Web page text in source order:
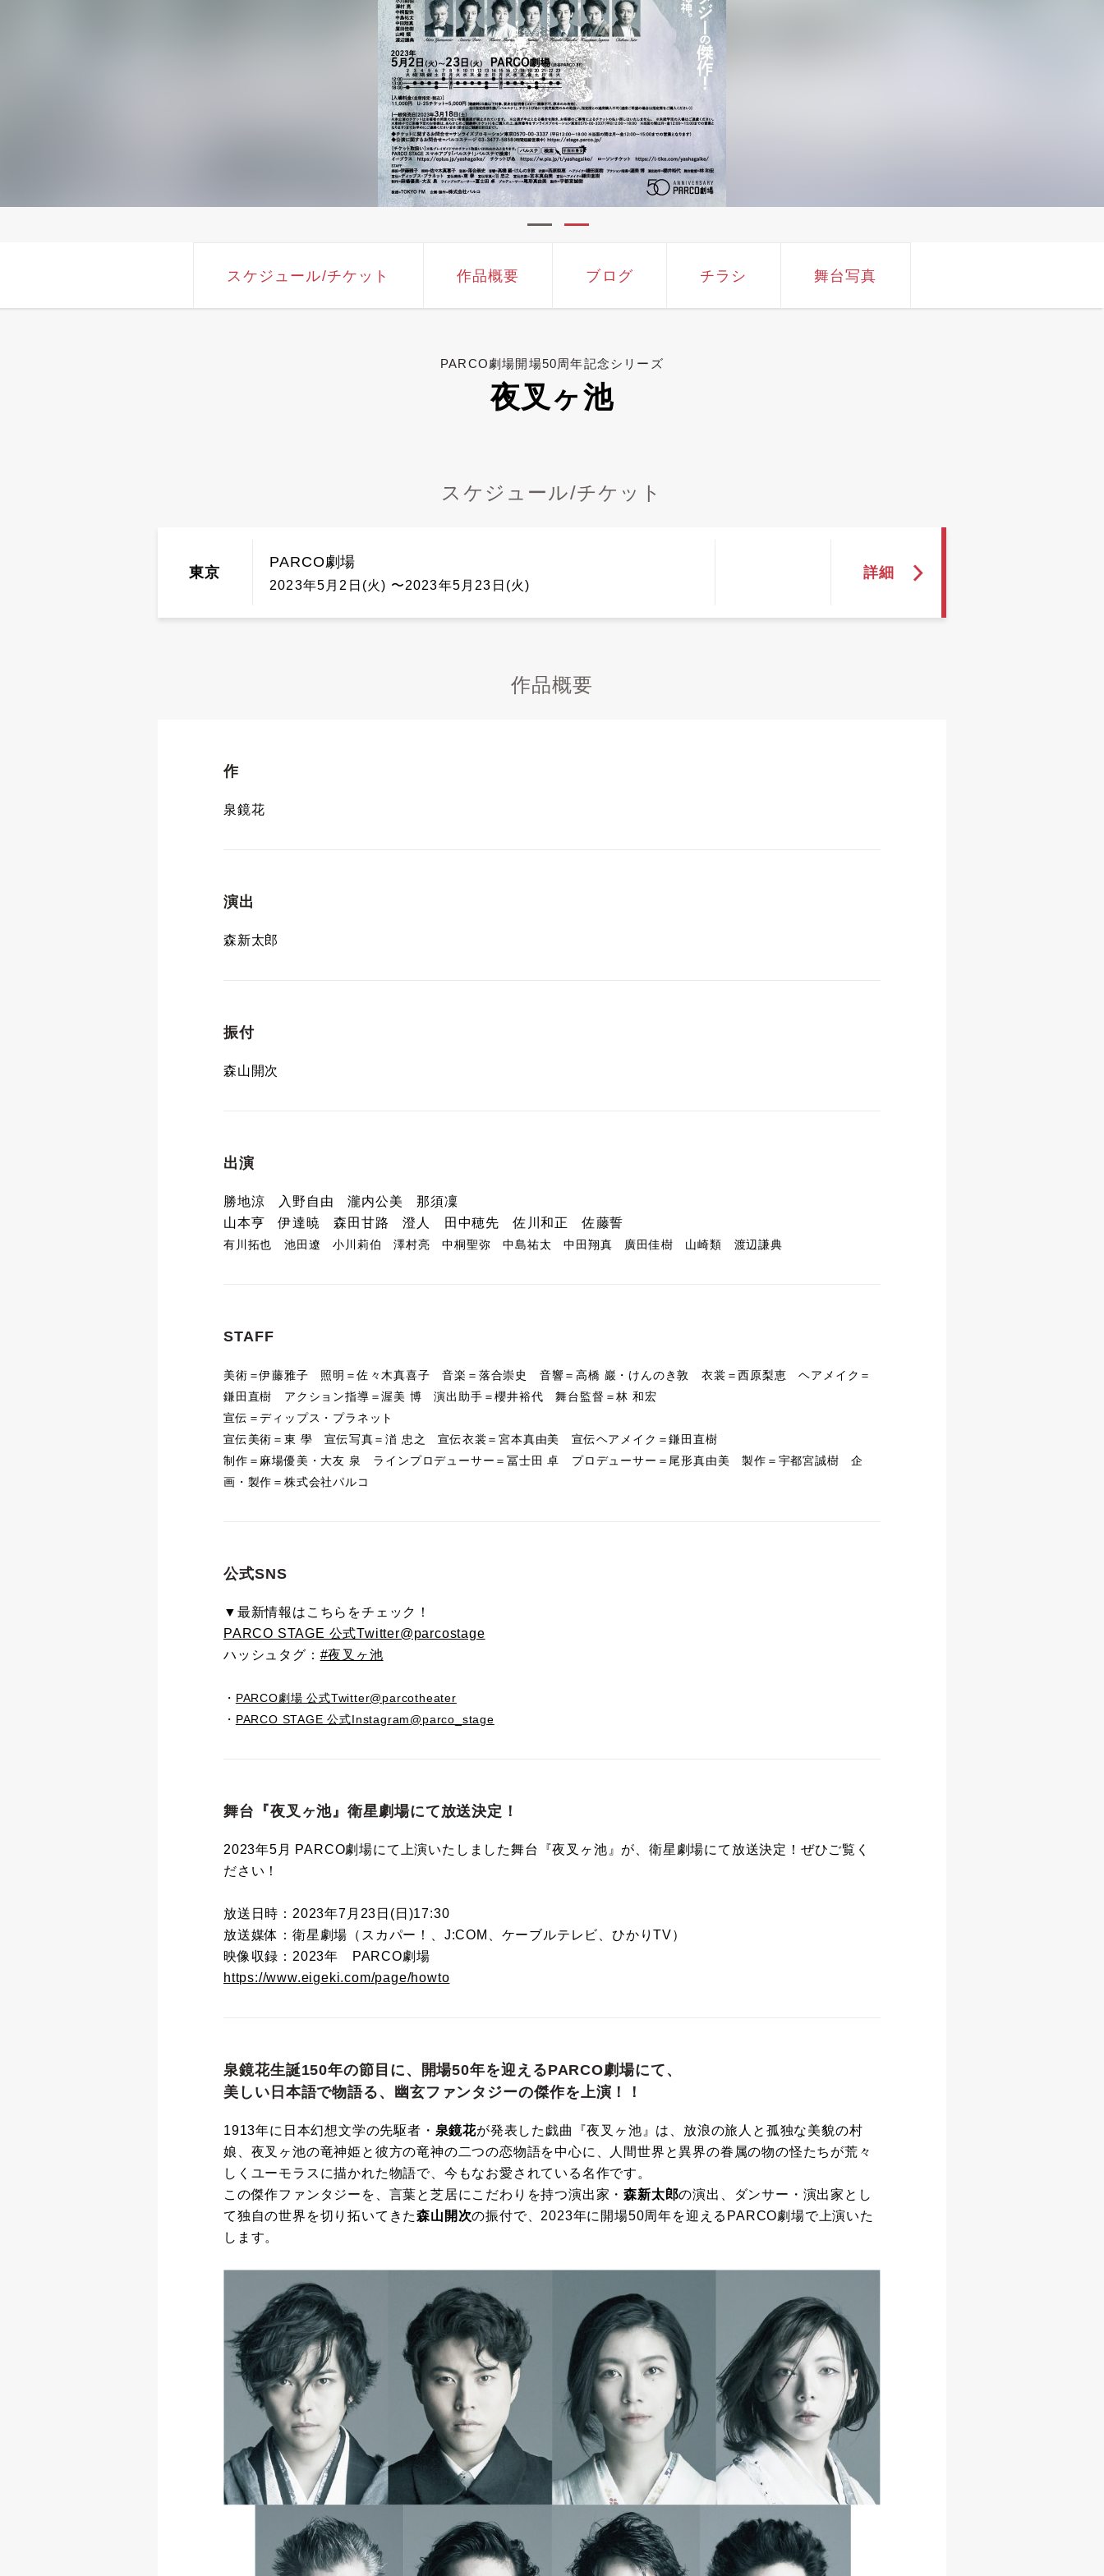
スケジュール/チケット 作品概要 ブログ チラシ 舞台写真
PARCO劇場開場50周年記念シリーズ
夜叉ヶ池
スケジュール/チケット
東京
PARCO劇場
2023年5月2日(火) 〜2023年5月23日(火)
作品概要
作
泉鏡花
演出
森新太郎
振付
森山開次
出演
勝地涼 入野自由 瀧内公美 那須凜
山本亨 伊達暁 森田甘路 澄人 田中穂先 佐川和正 佐藤誓
有川拓也 池田遼 小川莉伯 澤村亮 中桐聖弥 中島祐太 中田翔真 廣田佳樹 山崎類 渡辺謙典
STAFF
美術＝伊藤雅子 照明＝佐々木真喜子 音楽＝落合崇史 音響＝高橋 巖・けんのき敦 衣裳＝西原梨恵 ヘアメイク＝
鎌田直樹 アクション指導＝渥美 博 演出助手＝櫻井裕代 舞台監督＝林 和宏
宣伝＝ディップス・プラネット
宣伝美術＝東 學 宣伝写真＝渞 忠之 宣伝衣裳＝宮本真由美 宣伝ヘアメイク＝鎌田直樹
制作＝麻場優美・大友 泉 ラインプロデューサー＝冨士田 卓 プロデューサー＝尾形真由美 製作＝宇都宮誠樹 企
画・製作＝株式会社パルコ
公式SNS
▼最新情報はこちらをチェック！
PARCO STAGE 公式Twitter@parcostage
ハッシュタグ： #夜叉ヶ池
・ PARCO劇場 公式Twitter@parcotheater
・ PARCO STAGE 公式Instagram@parco_stage
舞台『夜叉ヶ池』衛星劇場にて放送決定！
2023年5月 PARCO劇場にて上演いたしました舞台『夜叉ヶ池』が、衛星劇場にて放送決定！ぜひご覧く
ださい！
放送日時：2023年7月23日(日)17:30
放送媒体：衛星劇場（スカパー！、J:COM、ケーブルテレビ、ひかりTV）
映像収録：2023年 PARCO劇場
https://www.eigeki.com/page/howto
泉鏡花生誕150年の節目に、開場50年を迎えるPARCO劇場にて、
美しい日本語で物語る、幽玄ファンタジーの傑作を上演！！
1913年に日本幻想文学の先駆者・ 泉鏡花が発表した戯曲『夜叉ヶ池』は、放浪の旅人と孤独な美貌の村
娘、夜叉ヶ池の竜神姫と彼方の竜神の二つの恋物語を中心に、人間世界と異界の眷属の物の怪たちが荒々
しくユーモラスに描かれた物語で、今もなお愛されている名作です。
この傑作ファンタジーを、言葉と芝居にこだわりを持つ演出家・森新太郎の演出、ダンサー・演出家とし
て独自の世界を切り拓いてきた森山開次の振付で、2023年に開場50周年を迎えるPARCO劇場で上演いた
します。